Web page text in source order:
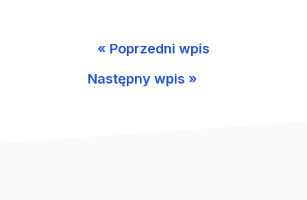
« Poprzedni wpis
Następny wpis »